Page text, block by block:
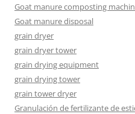
Goat manure composting
Goat manure disposal
grain dryer
grain dryer tower
grain drying equipment
grain drying tower
grain tower dryer
Granulación de fertilizante de